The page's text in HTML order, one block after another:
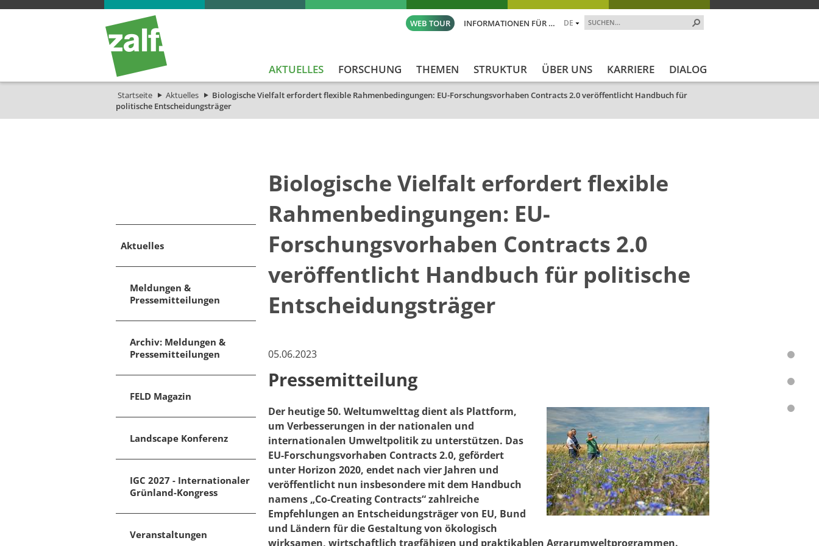
DE
INFORMATIONEN FÜR …
WEB TOUR
AKTUELLES FORSCHUNG THEMEN STRUKTUR ÜBER UNS KARRIERE DIALOG
Startseite Aktuelles
Biologische Vielfalt erfordert flexible Rahmenbedingungen: EU-Forschungsvorhaben Contracts 2.0 veröffentlicht Handbuch für
politische Entscheidungsträger
Aktuelles
Meldungen &
Pressemitteilungen
Archiv: Meldungen &
Pressemitteilungen
FELD Magazin
Landscape Konferenz
IGC 2027 - Internationaler
Grünland-Kongress
Veranstaltungen
Biologische Vielfalt erfordert flexible
Rahmenbedingungen: EU-
Forschungsvorhaben Contracts 2.0
veröffentlicht Handbuch für politische
Entscheidungsträger
​​​​​​​​​​​05.06.2023
Pressemitteilung
Der heutige 50. Weltumwelttag dient als Plattform,
um Verbesserungen in der nationalen und
internationalen Umweltpolitik zu unterstützen. Das
EU-Forschungsvorhaben Contracts 2.0, gefördert
unter Horizon 2020, endet nach vier Jahren und
veröffentlicht nun insbesondere mit dem Handbuch
namens „Co-Creating Contracts“ zahlreiche
Empfehlungen an Entscheidungsträger von EU, Bund
und Ländern für die Gestaltung von ökologisch
wirksamen, wirtschaftlich tragfähigen und praktikablen Agrarumweltprogrammen.